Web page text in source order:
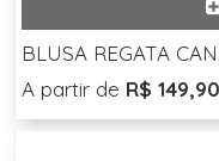
BLUSA REGATA
A partir de R$ 149,90